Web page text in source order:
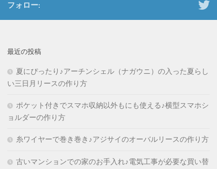
フォロー:
最近の投稿
夏にぴったり♪アーチンシェル（ナガウニ）の入った夏らし
い三日月リースの作り方
ポケット付きでスマホ収納以外もにも使える♪横型スマホシ
ョルダーの作り方
糸ワイヤーで巻き巻き♪アジサイのオーバルリースの作り方
古いマンションでの家のお手入れ♪電気工事が必要な買い替